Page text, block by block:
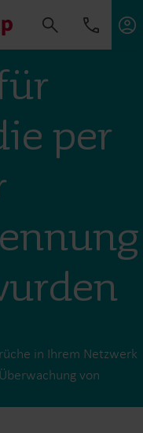
per
in Ihrem Netzwerk
von